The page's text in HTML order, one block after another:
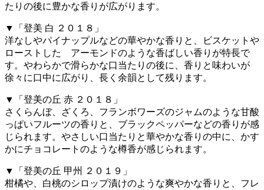
たりの後に豊かな香りが広がります。
▼「登美 白 ２０１８」
洋なしやパイナップルなどの華やかな香りと、ビスケットや
ローストした アーモンドのような香ばしい香りが特長で
す。やわらかで滑らかな口当たりの後に、香りと味わいが
徐々に口中に広がり、長く余韻として残ります。
▼「登美の丘 赤 ２０１８」
さくらんぼ、ざくろ、フランボワーズのジャムのような甘酸
っぱいフルーツの香りと、ブラックペッパーなどの香りが感
じられます。やさしい口当たりと華やかな香りの中に、かす
かにチョコレートのような樽香が感じられます。
▼「登美の丘 甲州 ２０１９」
柑橘や、白桃のシロップ漬けのような爽やかな香りと、フレ